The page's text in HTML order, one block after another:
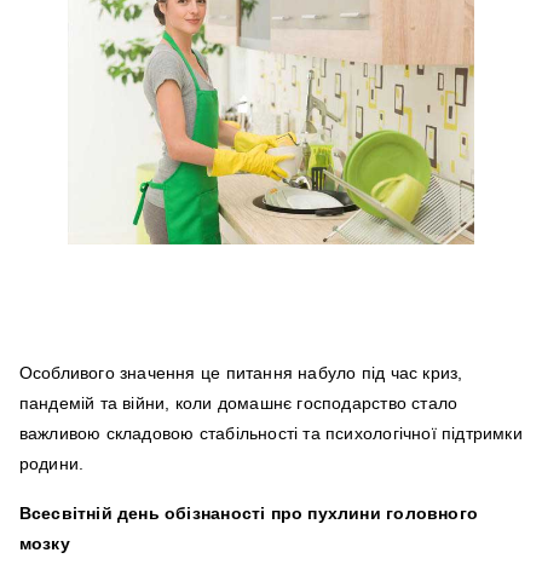
Особливого значення це питання набуло під час криз,
пандемій та війни, коли домашнє господарство стало
важливою складовою стабільності та психологічної підтримки
родини.
Всесвітній день обізнаності про пухлини головного
мозку